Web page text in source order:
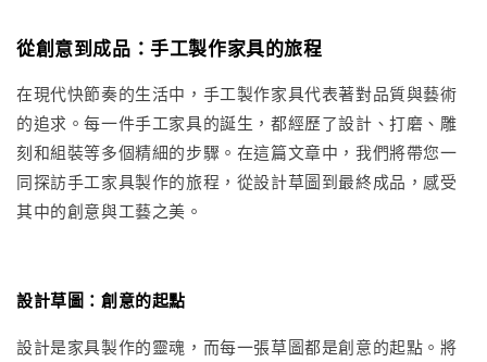
從創意到成品：手工製作家具的旅程
在現代快節奏的生活中，手工製作家具代表著對品質與藝術
的追求。每一件手工家具的誕生，都經歷了設計、打磨、雕
刻和組裝等多個精細的步驟。在這篇文章中，我們將帶您一
同探訪手工家具製作的旅程，從設計草圖到最終成品，感受
其中的創意與工藝之美。
設計草圖：創意的起點
設計是家具製作的靈魂，而每一張草圖都是創意的起點。將